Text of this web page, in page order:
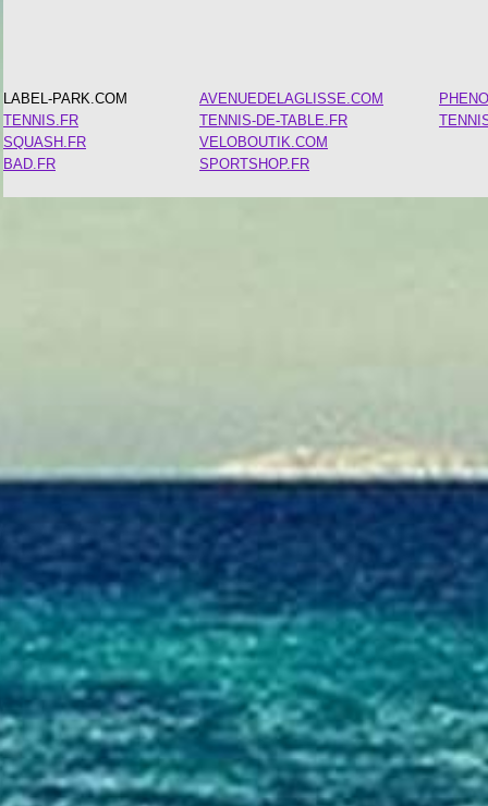
LABEL-PARK.COM
TENNIS.FR
SQUASH.FR
BAD.FR
AVENUEDELAGLISSE.COM
TENNIS-DE-TABLE.FR
VELOBOUTIK.COM
SPORTSHOP.FR